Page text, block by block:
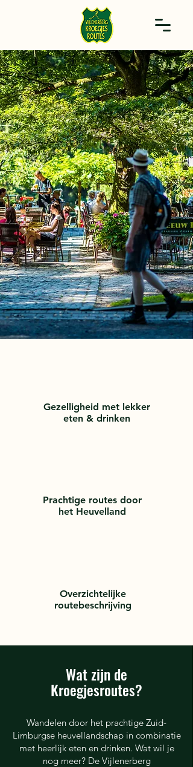
Gezelligheid met lekker
eten & drinken
Prachtige routes door
het Heuvelland
Overzichtelijke
routebeschrijving
Wat zijn de
Kroegjesroutes?
Wandelen door het prachtige Zuid-
Limburgse heuvellandschap in combinatie
met heerlijk eten en drinken. Wat wil je
nog meer? De Vijlenerberg